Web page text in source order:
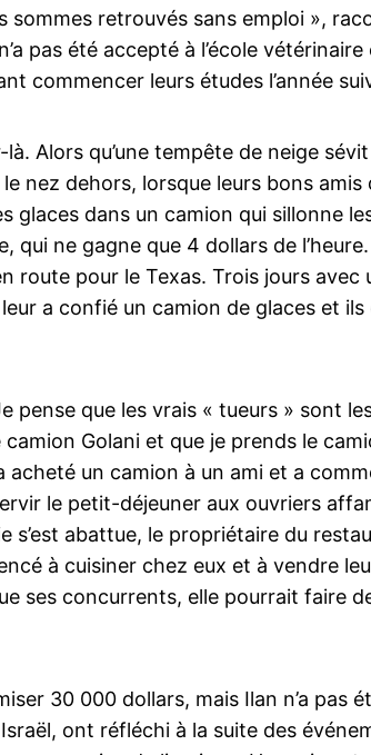
sommes retrouvés sans emploi »,
pas été accepté à l’école
commencer leurs études l’année
Alors qu’une tempête de neige sévit
nez dehors, lorsque leurs bons amis
glaces dans un camion qui sillonne
ne gagne que 4 dollars de
route pour le Texas. Trois jours avec
a confié un camion de glaces et
que les vrais « tueurs » sont
Golani et que je prends le
acheté un camion à un ami et a
le petit-déjeuner aux ouvriers
abattue, le propriétaire du
à cuisiner chez eux et à vendre
ses concurrents, elle pourrait faire
30 000 dollars, mais Ilan n’a pas
ont réfléchi à la suite des